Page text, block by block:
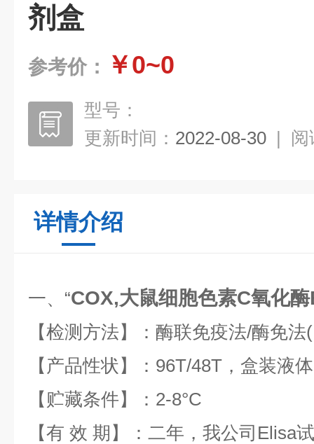
剂盒
参考价： ￥0~0
型号：
更新时间： 2022-08-30 | 阅
详情介绍
一、“COX,大鼠细胞色素C氧化
【检测方法】：酶联免疫法/酶免法
【产品性状】： 96T/48T ，盒装液体
【贮藏条件】： 2-8°C
【有 效 期】：二年，我公司 Elisa